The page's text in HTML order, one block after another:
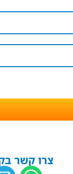
צרו קשר